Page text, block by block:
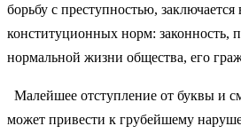
борьбу с преступностью,
конституционных норм: законность,
нормальной жизни общества, его
Малейшее отступление от буквы и
может привести к грубейшему